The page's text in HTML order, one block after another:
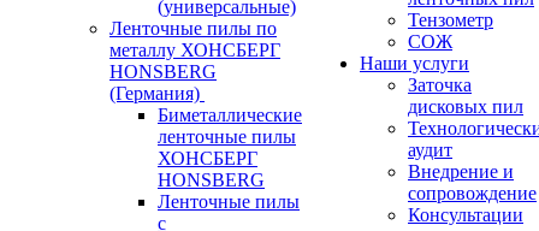
(универсальные)
Ленточные пилы по
металлу ХОНСБЕРГ
HONSBERG
(Германия)
Биметаллические
ленточные пилы
ХОНСБЕРГ
HONSBERG
Ленточные пилы
с
Тензометр
СОЖ
Наши услуги
Заточка
дисковых пил
аудит
Внедрение и
сопровождение
Консультации